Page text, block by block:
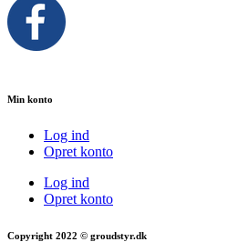
Min konto
Log ind
Opret konto
Log ind
Opret konto
Copyright 2022 © groudstyr.dk